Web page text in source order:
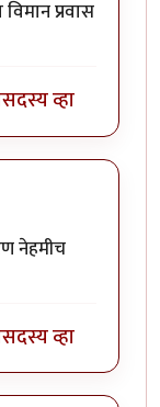
प्रवास
सदस्य व्हा
नेहमीच
सदस्य व्हा